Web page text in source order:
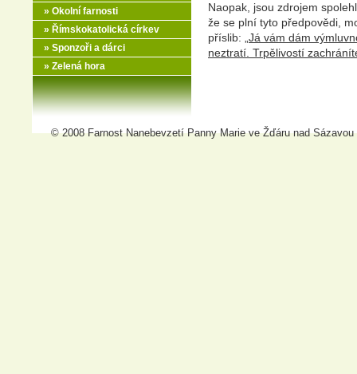
» Okolní farnosti
» Římskokatolická církev
» Sponzoři a dárci
» Zelená hora
Naopak, jsou zdrojem
že se plní tyto předpovědi,
příslib: „ Já vám dám
neztratí. Trpělivostí
© 2008 Farnost Nanebevzetí Panny Marie ve Žďáru nad Sázavou